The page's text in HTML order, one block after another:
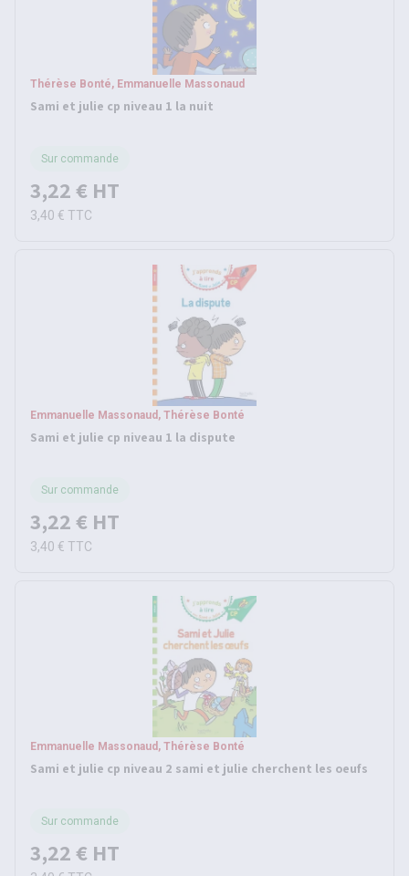
Thérèse Bonté, Emmanuelle Massonaud
Sami et julie cp niveau 1 la nuit
Sur commande
3,22 € HT
3,40 € TTC
Emmanuelle Massonaud, Thérèse Bonté
Sami et julie cp niveau 1 la dispute
Sur commande
3,22 € HT
3,40 € TTC
Emmanuelle Massonaud, Thérèse Bonté
Sami et julie cp niveau 2 sami et julie cherchent les oeufs
Sur commande
3,22 € HT